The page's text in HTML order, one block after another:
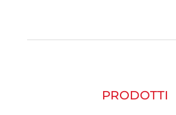
PRODOTTI